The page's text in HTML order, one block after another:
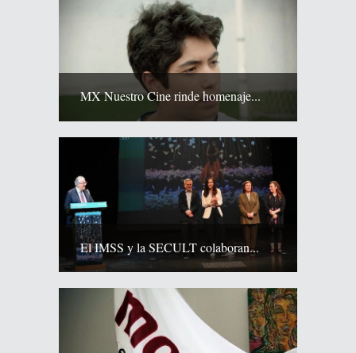
MX Nuestro Cine rinde homenaje...
El IMSS y la SECULT colaboran...